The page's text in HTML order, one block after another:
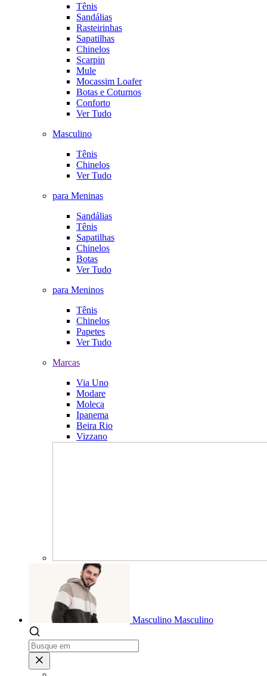
Tênis
Sandálias
Rasteirinhas
Sapatilhas
Chinelos
Scarpin
Mule
Mocassim Loafer
Botas e Coturnos
Conforto
Ver Tudo
Masculino
Tênis
Chinelos
Ver Tudo
para Meninas
Sandálias
Tênis
Sapatilhas
Chinelos
Botas
Ver Tudo
para Meninos
Tênis
Chinelos
Papetes
Ver Tudo
Marcas
Via Uno
Modare
Moleca
Ipanema
Beira Rio
Vizzano
Masculino Masculino